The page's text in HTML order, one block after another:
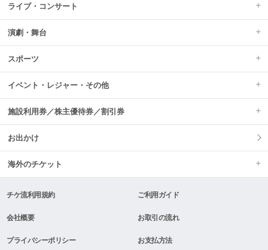
ライブ・コンサート
演劇・舞台
スポーツ
イベント・レジャー・その他
施設利用券／株主優待券／割引券
お出かけ
海外のチケット
チケ流利用規約 ご利用ガイド
会社概要 お取引の流れ
プライバシーポリシー お支払方法